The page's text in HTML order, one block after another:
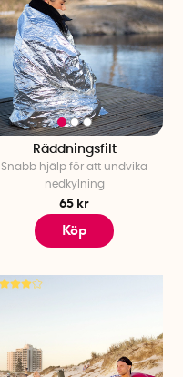
Räddningsfilt
Snabb hjälp för att undvika
nedkylning
65 kr
Köp